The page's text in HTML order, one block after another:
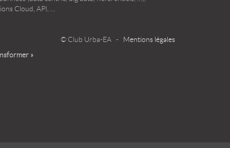
Cloud, API, …
© Club Urba-EA - Mentions légales
»